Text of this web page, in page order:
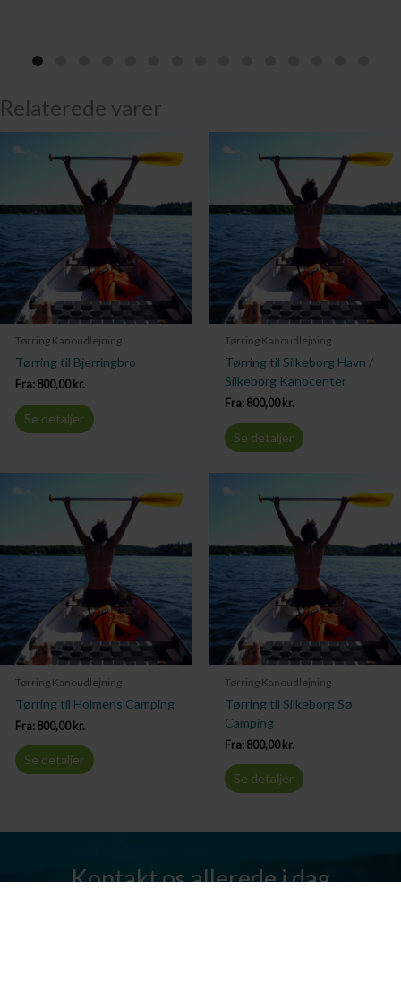
Relaterede varer
Tørring Kanoudlejning
Tørring til Bjerringbro
Fra: 800,00 kr.
Se detaljer
Tørring Kanoudlejning
Tørring til Silkeborg Havn /
Silkeborg Kanocenter
Fra: 800,00 kr.
Se detaljer
Tørring Kanoudlejning
Tørring til Holmens Camping
Fra: 800,00kr.
Se detaljer
Tørring Kanoudlejning
Tørring til Silkeborg Sø
Camping
Fra: 800,00kr.
Se detaljer
Kontakt os allerede i dag